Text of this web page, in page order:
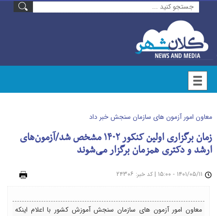
معاون امور آزمون های سازمان سنجش خبر داد
زمان برگزاری اولین کنکور ۱۴۰۲ مشخص شد/آزمون‌های
ارشد و دکتری همزمان برگزار می‌شوند
| کد خبر: ۲۴۳۰۶
معاون امور آزمون های سازمان سنجش آموزش کشور با اعلام اینکه